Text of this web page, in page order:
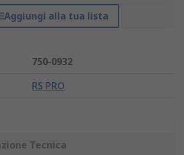
Aggiungi alla tua lista
750-0932
RS PRO
Tecnica